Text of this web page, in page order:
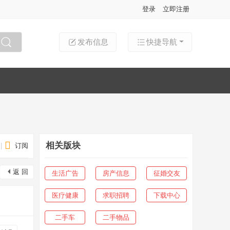
登录 立即注册
快捷导航
发布信息
订阅
返 回
相关版块
生活广告 房产信息 征婚交友
医疗健康 求职招聘 下载中心
二手车 二手物品